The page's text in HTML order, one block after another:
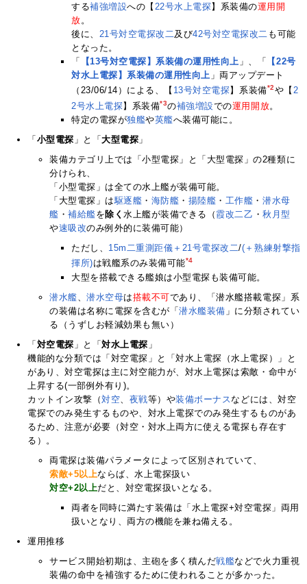
する補強増設への【 22号水上電探】系装備の運用開
放。
後に、 21号対空電探改二及び42号対空電探改二 も可能
となった。
「
【13号対空電探】系装備の運用性向上 」、「
【22号
対水上電探】系装備の運用性向上 」両アップデート
（23/06/14）による、【 13号対空電探】系装備*2や【 2
2号水上電探】系装備*3の補強増設での運用開放。
特定の電探が独艦や英艦へ装備可能に。
「 小型電探 」と「大型電探 」
装備カテゴリ上では「小型電探」と「大型電探」の2種類に
分けられ、
「小型電探」は全ての水上艦が装備可能。
「大型電探」は駆逐艦 ・ 海防艦 ・ 揚陸艦 ・ 工作艦 ・潜水母
艦 ・補給艦を 除く水上艦が装備できる（ 霞改二乙 ・秋月型
や速吸改のみ例外的に装備可能）
ただし、 15m二重測距儀＋21号電探改二/(＋熟練射撃指
揮所)は戦艦系のみ装備可能*4
大型を搭載できる艦娘は小型電探も装備可能。
潜水艦 、潜水空母は搭載不可であり、「潜水艦搭載電探」系
の装備は名称に電探を含むが「潜水艦装備 」に分類されてい
る（うずしお軽減効果も無い）
「 対空電探 」と「対水上電探 」
機能的な分類では「対空電探」と「対水上電探（水上電探）」と
があり、対空電探は主に対空能力が、対水上電探は索敵・命中が
上昇する(一部例外有り)。
カットイン攻撃（対空 夜戦等）や装備ボーナスなどには、対空
電探でのみ発生するものや、対水上電探でのみ発生するものがあ
るため、注意が必要（対空・対水上両方に使える電探も存在す
る）。
両電探は装備パラメータによって区別されていて、
索敵+5以上ならば、水上電探扱い
対空+2以上だと、対空電探扱いとなる。
両者を同時に満たす装備は「水上電探+対空電探」両用
扱いとなり、両方の機能を兼ね備える。
運用推移
サービス開始初期は、主砲を多く積んだ戦艦などで火力重視
装備の命中を補強するために使われることが多かった。